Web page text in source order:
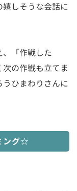
しそうな会話に
「作戦した
の作戦も立てま
ひまわりさんに
ング☆